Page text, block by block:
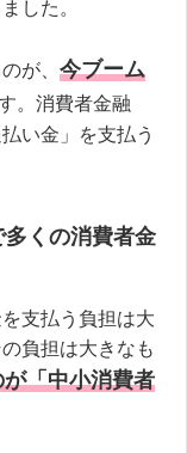
した。
が、 今ブーム
。消費者金融
い金」を支払う
くの消費者金
支払う負担は大
負担は大きなも
「中小消費者